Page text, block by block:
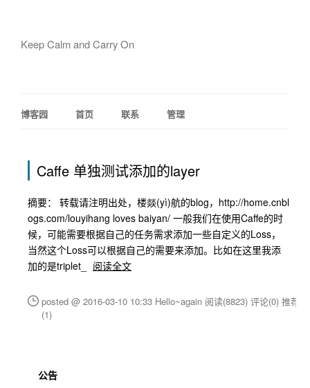
Keep Calm and Carry On
博客园 首页 联系 管理
Caffe 单独测试添加的layer
摘要： 转载请注明出处，楼燚(yì)航的blog，http://home.cnbl
ogs.com/louyihang loves baiyan/ 一般我们在使用Caffe的时
候，可能需要根据自己的任务需求添加一些自定义的Loss，
当然这个Loss可以根据自己的需要来添加。比如在这里我添
加的是triplet_
阅读全文
posted @ 2016-03-10 10:33 Hello~again 阅读(8823) 评论(0) 推荐
(1)
公告